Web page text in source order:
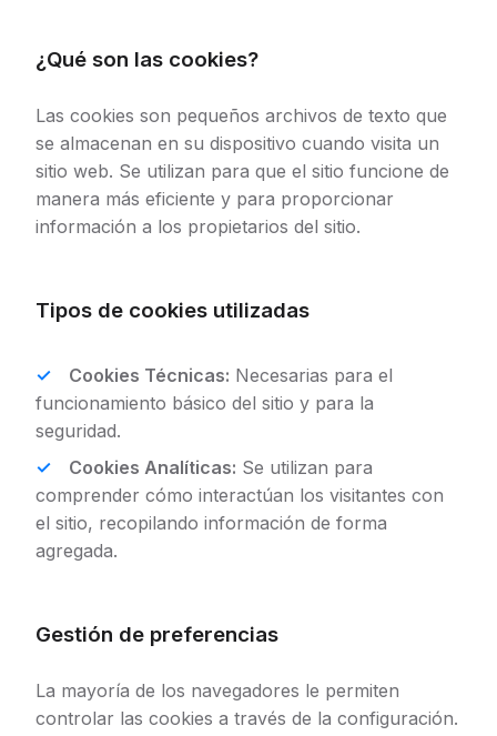
¿Qué son las cookies?
Las cookies son pequeños archivos de texto que
se almacenan en su dispositivo cuando visita un
sitio web. Se utilizan para que el sitio funcione de
manera más eficiente y para proporcionar
información a los propietarios del sitio.
Tipos de cookies utilizadas
Cookies Técnicas: Necesarias para el
funcionamiento básico del sitio y para la
seguridad.
Cookies Analíticas: Se utilizan para
comprender cómo interactúan los visitantes con
el sitio, recopilando información de forma
agregada.
Gestión de preferencias
La mayoría de los navegadores le permiten
controlar las cookies a través de la configuración.